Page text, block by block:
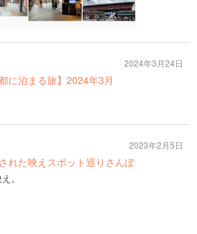
に泊まる旅】2024年3月
2024年3月24日
れた映えスポット巡りさんぽ
。
2023年2月5日